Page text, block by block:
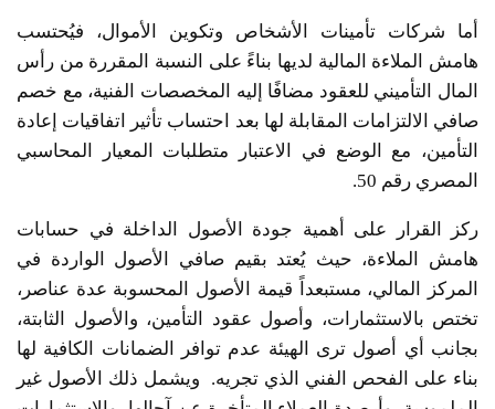
أما شركات تأمينات الأشخاص وتكوين الأموال، فيُحتسب
هامش الملاءة المالية لديها بناءً على النسبة المقررة من رأس
المال التأميني للعقود مضافًا إليه المخصصات الفنية، مع خصم
صافي الالتزامات المقابلة لها بعد احتساب تأثير اتفاقيات إعادة
التأمين، مع الوضع في الاعتبار متطلبات المعيار المحاسبي
المصري رقم 50.
ركز القرار على أهمية جودة الأصول الداخلة في حسابات
هامش الملاءة، حيث يُعتد بقيم صافي الأصول الواردة في
المركز المالي، مستبعداً قيمة الأصول المحسوبة عدة عناصر،
تختص بالاستثمارات، وأصول عقود التأمين، والأصول الثابتة،
بجانب أي أصول ترى الهيئة عدم توافر الضمانات الكافية لها
بناء على الفحص الفني الذي تجريه. ويشمل ذلك الأصول غير